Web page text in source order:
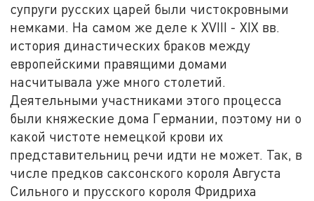
супруги русских царей были чистокровными
немками. На самом же деле к XVIII - XIX вв.
история династических браков между
европейскими правящими домами
насчитывала уже много столетий.
Деятельными участниками этого процесса
были княжеские дома Германии, поэтому ни о
какой чистоте немецкой крови их
представительниц речи идти не может. Так, в
числе предков саксонского короля Августа
Сильного и прусского короля Фридриха